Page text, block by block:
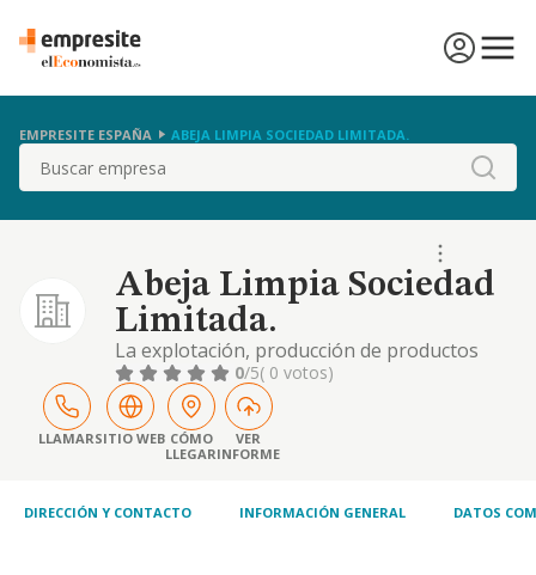
EMPRESITE ESPAÑA ABEJA LIMPIA SOCIEDAD LIMITADA.
Buscar
Abeja Limpia Sociedad
Limitada.
La explotación, producción de productos
agrícolas
0/5( 0 votos)
LLAMARSITIO WEB CÓMO
LLEGAR
VER
INFORME
DIRECCIÓN Y CONTACTO INFORMACIÓN GENERAL DATOS